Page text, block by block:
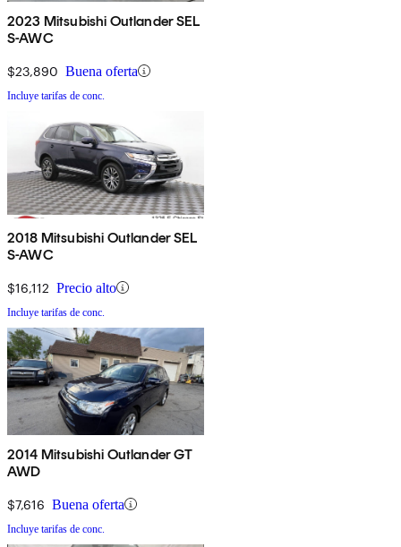
2023 Mitsubishi Outlander SEL
S-AWC
$23,890 Buena oferta
Incluye tarifas de conc.
2018 Mitsubishi Outlander SEL
S-AWC
$16,112 Precio alto
Incluye tarifas de conc.
2014 Mitsubishi Outlander GT
AWD
$7,616 Buena oferta
Incluye tarifas de conc.